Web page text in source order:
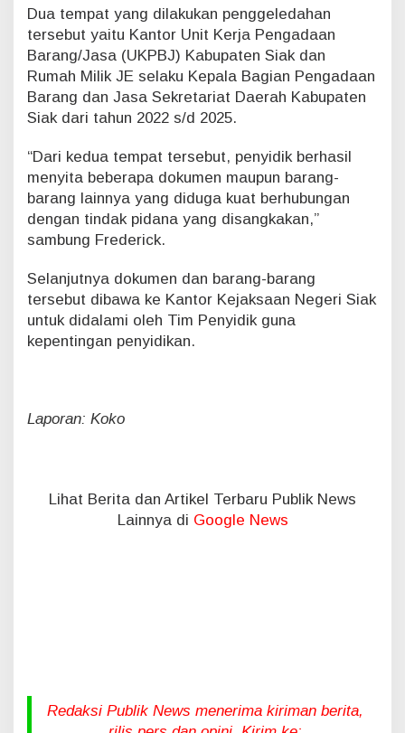
Dua tempat yang dilakukan penggeledahan
tersebut yaitu Kantor Unit Kerja Pengadaan
Barang/Jasa (UKPBJ) Kabupaten Siak dan
Rumah Milik JE selaku Kepala Bagian Pengadaan
Barang dan Jasa Sekretariat Daerah Kabupaten
Siak dari tahun 2022 s/d 2025.
“Dari kedua tempat tersebut, penyidik berhasil
menyita beberapa dokumen maupun barang-
barang lainnya yang diduga kuat berhubungan
dengan tindak pidana yang disangkakan,”
sambung Frederick.
Selanjutnya dokumen dan barang-barang
tersebut dibawa ke Kantor Kejaksaan Negeri Siak
untuk didalami oleh Tim Penyidik guna
kepentingan penyidikan.
Laporan: Koko
Lihat Berita dan Artikel Terbaru Publik News
Lainnya di Google News
Redaksi Publik News menerima kiriman berita,